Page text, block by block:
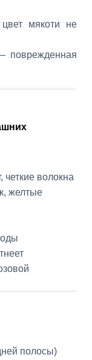
мякоти не
поврежденная
волокна
желтые
полосы)